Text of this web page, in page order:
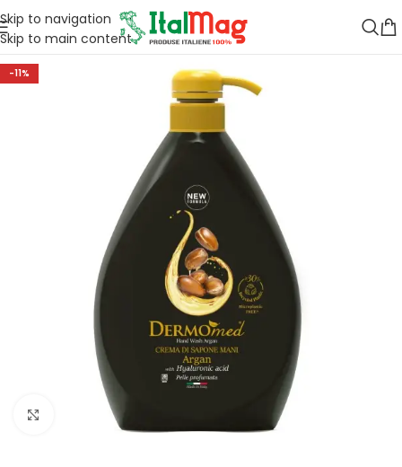
Skip to navigation
Skip to main content
-11%
Faceți click pentru a mări